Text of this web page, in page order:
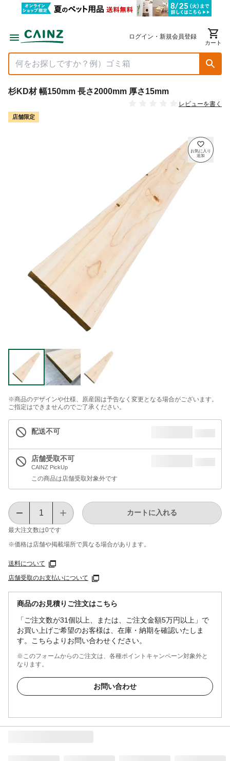
ログイン・新規会員登録
カート
杉KD材 幅150mm 長さ2000mm 厚さ15mm
レビューを書く
店舗限定
※商品のデザインや仕様、原産国は予告なく変更となる場合がございます。
ご指定はできませんのでご了承ください。
配送不可
店舗受取不可
CAINZ PickUp
この商品は店舗受取対象外です
最大注文数は0です
カートに入れる
※価格は​店舗や​掲載場所で​異なる​場合が​あります。
送料について
店舗受取のお支払いについて
商品のお見積りご注文はこちら
「ご注文数が31個以上、または、ご注文金額5万円以上」で
お買い上げご希望のお客様は、在庫・納期を確認いたしま
す。こちらよりお問い合わせください。
※このフォームからのご注文は、各種ポイントキャンペーン対象外と
なります。
お問い合わせ